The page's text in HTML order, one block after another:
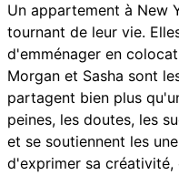
Un appartement à New
tournant de leur vie.
d'emménager en
Morgan et Sasha sont
partagent bien plus
peines, les doutes, les
et se soutiennent les
d'exprimer sa